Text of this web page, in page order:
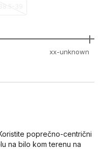
38.5-39
xx-unknown
poprečno-centrični
na bilo kom terenu na